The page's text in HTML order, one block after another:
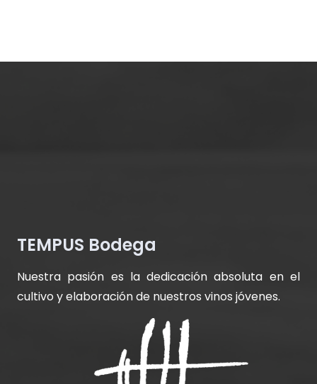
TEMPUS Bodega
Nuestra pasión es la dedicación absoluta en el
cultivo y elaboración de nuestros vinos jóvenes.